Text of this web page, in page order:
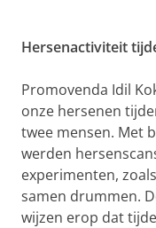
Hersenactiviteit
Promovenda Idil
onze hersenen
twee mensen. Met
werden
experimenten,
samen drummen.
wijzen erop dat